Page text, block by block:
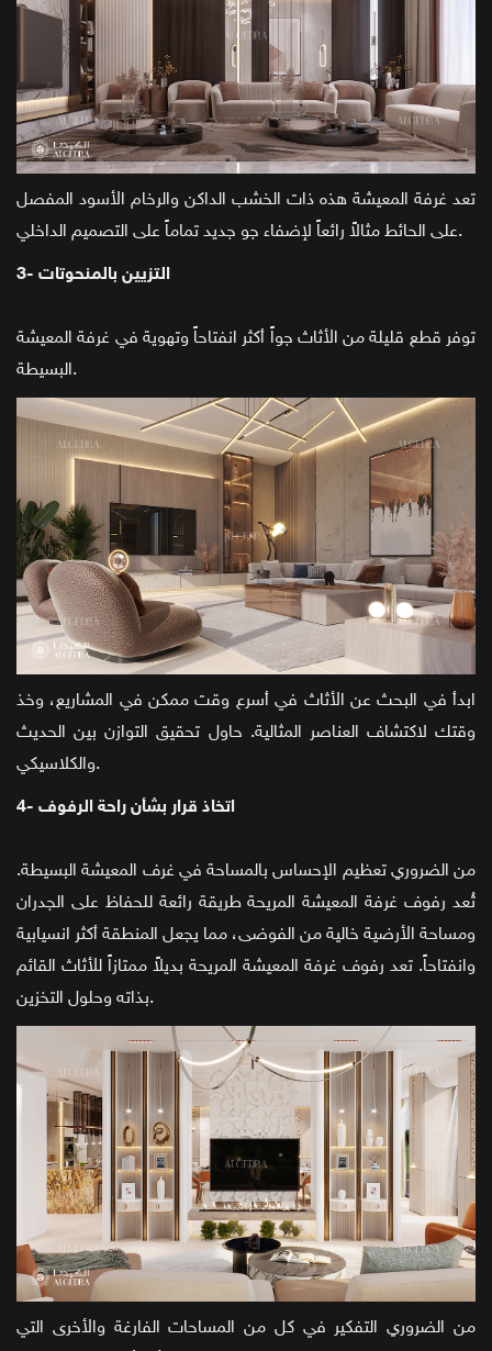
تعد غرفة المعيشة هذه ذات الخشب الداكن والرخام الأسود المفصل
على الحائط مثالاً رائعاً لإضفاء جو جديد تماماً على التصميم الداخلي.
3- التزيين بالمنحوتات
توفر قطع قليلة من الأثاث جواً أكثر انفتاحاً وتهوية في غرفة المعيشة
البسيطة.
ابدأ في البحث عن الأثاث في أسرع وقت ممكن في المشاريع، وخذ
وقتك لاكتشاف العناصر المثالية. حاول تحقيق التوازن بين الحديث
والكلاسيكي.
4- اتخاذ قرار بشأن راحة الرفوف
من الضروري تعظيم الإحساس بالمساحة في غرف المعيشة البسيطة.
تُعد رفوف غرفة المعيشة المريحة طريقة رائعة للحفاظ على الجدران
ومساحة الأرضية خالية من الفوضى، مما يجعل المنطقة أكثر انسيابية
وانفتاحاً. تعد رفوف غرفة المعيشة المريحة بديلاً ممتازاً للأثاث القائم
بذاته وحلول التخزين.
من الضروري التفكير في كل من المساحات الفارغة والأخرى التي